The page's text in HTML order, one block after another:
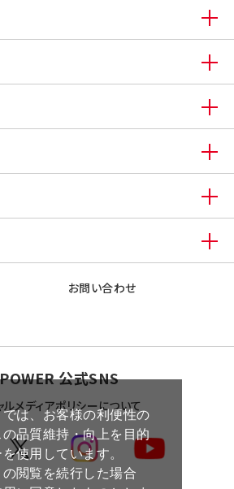
では、お客様の利便性の
品質維持・向上を目的
使用しています。
の閲覧を続行した場合
お問い合わせ
公式SNS
ルメディアポリシーについて